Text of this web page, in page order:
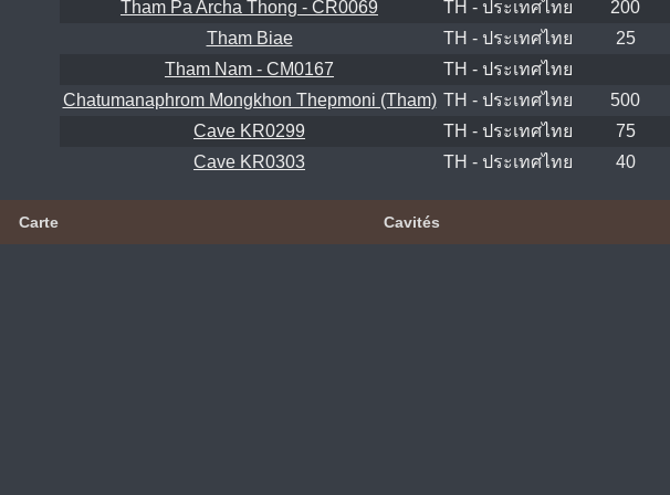
Tham Pa Archa Thong - CR0069
TH - ประเทศไทย
200
Tham Biae
TH - ประเทศไทย
25
Tham Nam - CM0167
TH - ประเทศไทย
Chatumanaphrom Mongkhon Thepmoni (Tham) TH - ประเทศไทย
500
Cave KR0299
TH - ประเทศไทย
75
Cave KR0303
TH - ประเทศไทย 40
Carte Cavités